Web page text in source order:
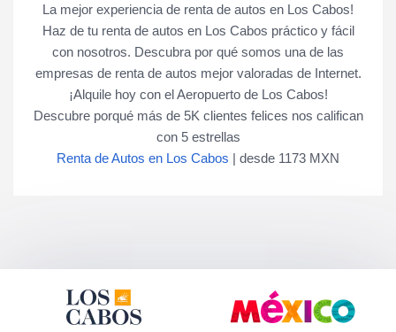
La mejor experiencia de renta de autos en Los Cabos!
Haz de tu renta de autos en Los Cabos práctico y fácil
con nosotros. Descubra por qué somos una de las
empresas de renta de autos mejor valoradas de Internet.
¡Alquile hoy con el Aeropuerto de Los Cabos!
Descubre porqué más de 5K clientes felices nos califican
con 5estrellas
Renta de Autos en Los Cabos | desde 1173 MXN